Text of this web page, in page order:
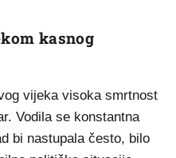
kasnog
vijeka visoka smrtnost
Vodila se konstantna
bi nastupala često, bilo